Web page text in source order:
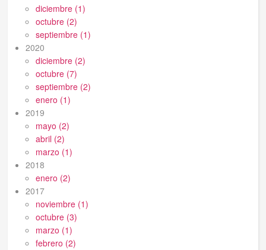
diciembre (1)
octubre (2)
septiembre (1)
2020
diciembre (2)
octubre (7)
septiembre (2)
enero (1)
2019
mayo (2)
abril (2)
marzo (1)
2018
enero (2)
2017
noviembre (1)
octubre (3)
marzo (1)
febrero (2)